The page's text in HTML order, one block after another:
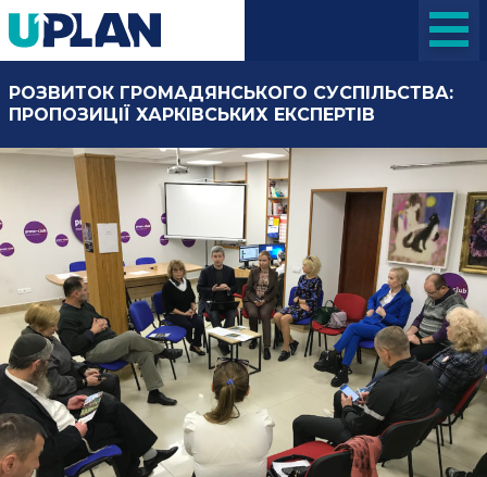
РОЗВИТОК ГРОМАДЯНСЬКОГО СУСПІЛЬСТВА:
ПРОПОЗИЦІЇ ХАРКІВСЬКИХ ЕКСПЕРТІВ